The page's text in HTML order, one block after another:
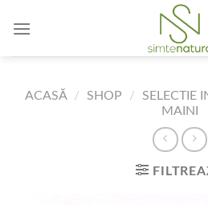
ACASĂ / SHOP / SELECTIE
MAINI